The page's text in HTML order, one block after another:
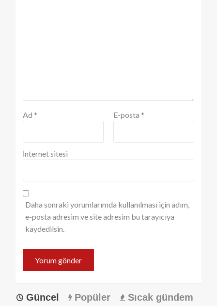
Ad * E-posta *
İnternet sitesi
Daha sonraki yorumlarımda kullanılması için adım,
e-posta adresim ve site adresim bu tarayıcıya
kaydedilsin.
Güncel Popüler Sıcak gündem